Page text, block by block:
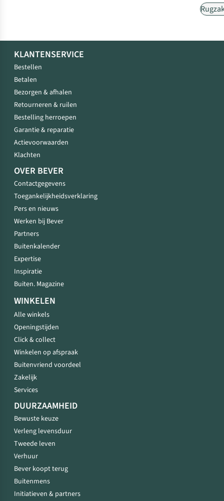
KLANTENSERVICE
Bestellen
Betalen
Bezorgen & afhalen
Retourneren & ruilen
Bestelling herroepen
Garantie & reparatie
Actievoorwaarden
Klachten
OVER BEVER
Contactgegevens
Toegankelijkheidsverklaring
Pers en nieuws
Werken bij Bever
Partners
Buitenkalender
Expertise
Inspiratie
Buiten. Magazine
WINKELEN
Alle winkels
Openingstijden
Click & collect
Winkelen op afspraak
Buitenvriend voordeel
Zakelijk
Services
DUURZAAMHEID
Bewuste keuze
Verleng levensduur
Tweede leven
Verhuur
Bever koopt terug
Buitenmens
Initiatieven & partners